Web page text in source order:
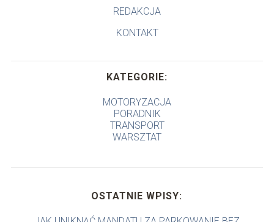
REDAKCJA
KONTAKT
KATEGORIE:
MOTORYZACJA
PORADNIK
TRANSPORT
WARSZTAT
OSTATNIE WPISY: